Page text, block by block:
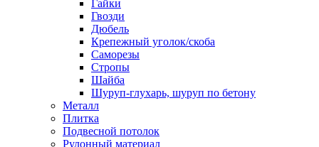
Гайки
Гвозди
Дюбель
Крепежный уголок/скоба
Саморезы
Стропы
Шайба
Шуруп-глухарь, шуруп по бетону
Металл
Плитка
Подвесной потолок
Рулонный материал